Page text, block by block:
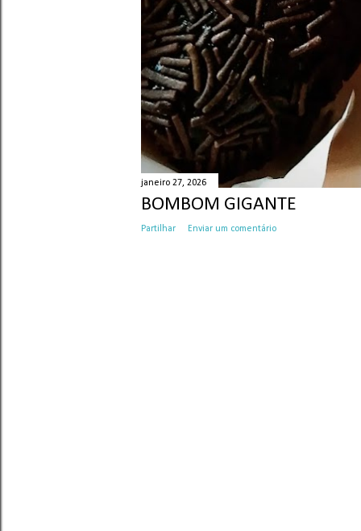
janeiro 27, 2026
BOMBOM GIGANTE
Partilhar Enviar um comentário